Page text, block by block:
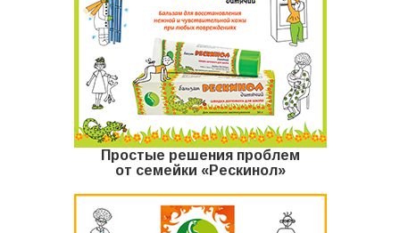
Простые решения проблем
от семейки «Рескинол»